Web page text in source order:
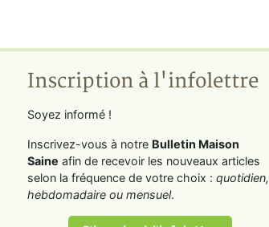
Inscription à l'infolettre
Soyez informé !
Inscrivez-vous à notre Bulletin Maison
Saine afin de recevoir les nouveaux articles
selon la fréquence de votre choix : quotidien,
hebdomadaire ou mensuel.